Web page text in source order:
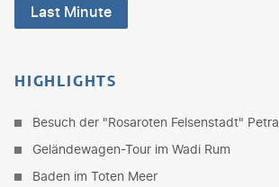
Last Minute
HIGHLIGHTS
Besuch der "Rosaroten Felsenstadt" Petra
Geländewagen-Tour im Wadi Rum
Baden im Toten Meer